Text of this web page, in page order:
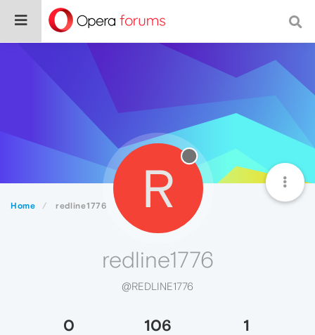
Home redline1776 R
redline1776
@REDLINE1776
0 106 1